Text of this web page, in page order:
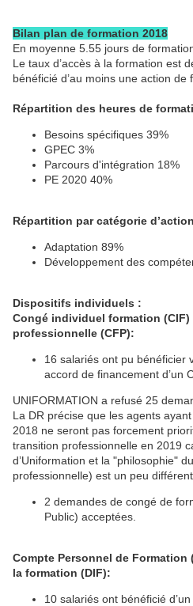
Bilan plan de formation 2018
En moyenne 5.55 jours de
Le taux d’accès à la formation est
bénéficié d’au moins une action de
Répartition des heures de
Besoins spécifiques 39%
GPEC 3%
Parcours d'intégration 18%
PE 2020 40%
Répartition par catégorie
Adaptation 89%
Développement des
Dispositifs individuels :
Congé individuel formation
professionnelle (CFP):
16 salariés ont pu bénéficier
accord de financement d’un
UNIFORMATION a refusé 25
La DR précise que les agents
2018 ne seront pas forcement
transition professionnelle en 2019
d’Uniformation et la "philosophie"
professionnelle) est un peu
2 demandes de congé de
Public) acceptées.
Compte Personnel de
la formation (DIF):
10 salariés ont bénéficié d’un